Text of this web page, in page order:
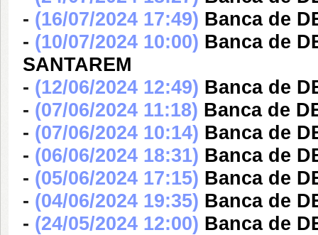
- (16/07/2024 17:49) Banca de
- (10/07/2024 10:00) Banca de
SANTAREM
- (12/06/2024 12:49) Banca de
- (07/06/2024 11:18) Banca de
- (07/06/2024 10:14) Banca de
- (06/06/2024 18:31) Banca de
- (05/06/2024 17:15) Banca de
- (04/06/2024 19:35) Banca de
- (24/05/2024 12:00) Banca de